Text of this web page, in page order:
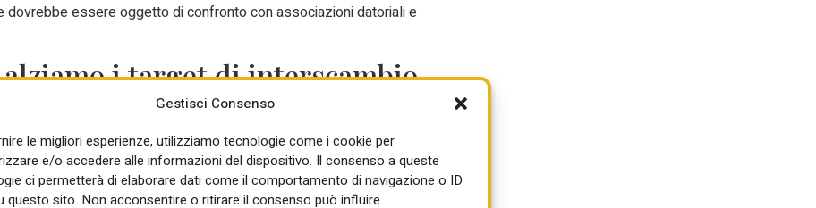
Gestisci Consenso
le migliori esperienze, utilizziamo tecnologie come i cookie per
e/o accedere alle informazioni del dispositivo. Il consenso a queste
ci permetterà di elaborare dati come il comportamento di navigazione o ID
questo sito. Non acconsentire o ritirare il consenso può influire
dovrebbe essere oggetto di confronto con associazioni datoriali e
i target di interscambio
soddisfatta dei risultati che abbiamo raggiunto. La
la solidita’ dei rapporti tra le nostre nazioni e getta le basi per
è stata la presidente del Consiglio, Giorgia Meloni, nelle